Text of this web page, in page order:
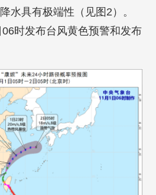
水具有极端性（见图2）。
时发布台风黄色预警和发布